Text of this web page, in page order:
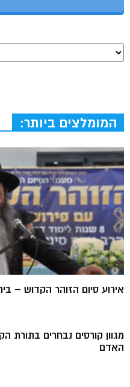
המומלצים ביותר:
אירוע סיום הזוהר הקדוש –
מגוון קורסים נבחרים בתורת
האדם